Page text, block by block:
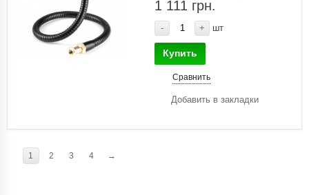
1 111 грн.
- + шт
Купить
Сравнить
Добавить в закладки
1 2 3 4 →